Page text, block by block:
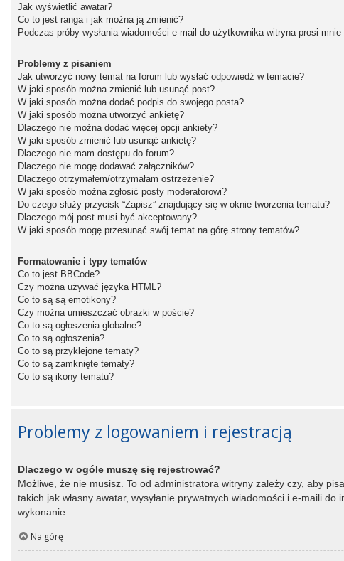
Jak wyświetlić awatar?
Co to jest ranga i jak można ją zmienić?
Podczas próby wysłania wiadomości e-mail do użytkownika witryna prosi
Problemy z pisaniem
Jak utworzyć nowy temat na forum lub wysłać odpowiedź w temacie?
W jaki sposób można zmienić lub usunąć post?
W jaki sposób można dodać podpis do swojego posta?
W jaki sposób można utworzyć ankietę?
Dlaczego nie można dodać więcej opcji ankiety?
W jaki sposób zmienić lub usunąć ankietę?
Dlaczego nie mam dostępu do forum?
Dlaczego nie mogę dodawać załączników?
Dlaczego otrzymałem/otrzymałam ostrzeżenie?
W jaki sposób można zgłosić posty moderatorowi?
Do czego służy przycisk “Zapisz” znajdujący się w oknie tworzenia tematu?
Dlaczego mój post musi być akceptowany?
W jaki sposób mogę przesunąć swój temat na górę strony tematów?
Formatowanie i typy tematów
Co to jest BBCode?
Czy można używać języka HTML?
Co to są są emotikony?
Czy można umieszczać obrazki w poście?
Co to są ogłoszenia globalne?
Co to są ogłoszenia?
Co to są przyklejone tematy?
Co to są zamknięte tematy?
Co to są ikony tematu?
Problemy z logowaniem i rejestracją
Dlaczego w ogóle muszę się rejestrować?
Możliwe, że nie musisz. To od administratora witryny zależy czy, aby
takich jak własny awatar, wysyłanie prywatnych wiadomości i e-maili
wykonanie.
Na górę